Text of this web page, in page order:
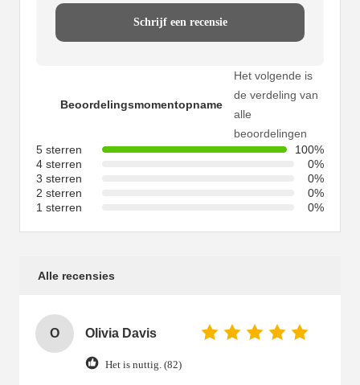
Schrijf een recensie
Beoordelingsmomentopname
Het volgende is
de verdeling van
alle
beoordelingen
5 sterren
100%
4 sterren
0%
3 sterren
0%
2 sterren
0%
1 sterren
0%
Alle recensies
O Olivia Davis
Het is nuttig. (82)